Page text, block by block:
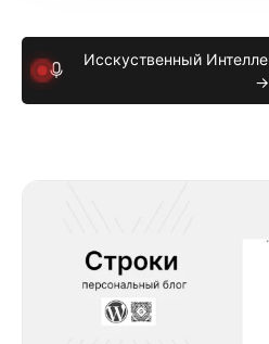
Исскуственный
→